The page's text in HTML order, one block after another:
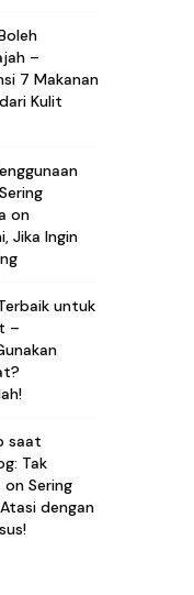
–
7 Makanan
Kulit
on
Jika Ingin
untuk
–
saat
Tak
on Sering
dengan